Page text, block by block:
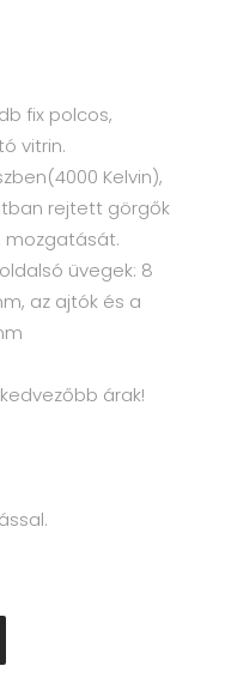
fix polcos,
vitrin.
Kelvin),
rejtett görgők
mozgatását.
üvegek: 8
az ajtók és a
árak!